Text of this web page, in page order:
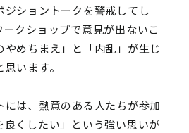
ジショントークを警戒してし
ークショップで意見が出ないこ
やめちまえ」と「内乱」が生じ
います。
には、熱意のある人たちが参加
良くしたい」という強い思いが